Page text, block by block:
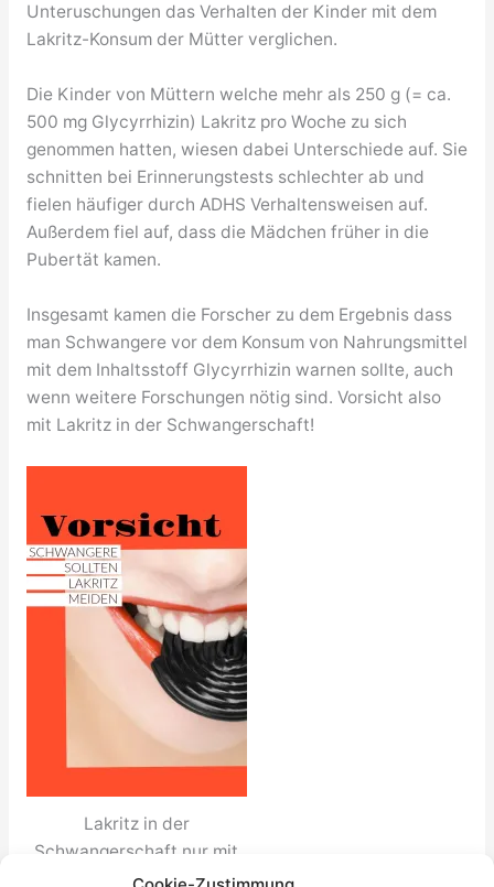
Unteruschungen das Verhalten der Kinder mit dem
Lakritz-Konsum der Mütter verglichen.
Die Kinder von Müttern welche mehr als 250 g (= ca.
500 mg Glycyrrhizin) Lakritz pro Woche zu sich
genommen hatten, wiesen dabei Unterschiede auf. Sie
schnitten bei Erinnerungstests schlechter ab und
fielen häufiger durch ADHS Verhaltensweisen auf.
Außerdem fiel auf, dass die Mädchen früher in die
Pubertät kamen.
Insgesamt kamen die Forscher zu dem Ergebnis dass
man Schwangere vor dem Konsum von Nahrungsmittel
mit dem Inhaltsstoff Glycyrrhizin warnen sollte, auch
wenn weitere Forschungen nötig sind. Vorsicht also
mit Lakritz in der Schwangerschaft!
Lakritz in der
Schwangerschaft nur mit
Vorsicht und in geringen